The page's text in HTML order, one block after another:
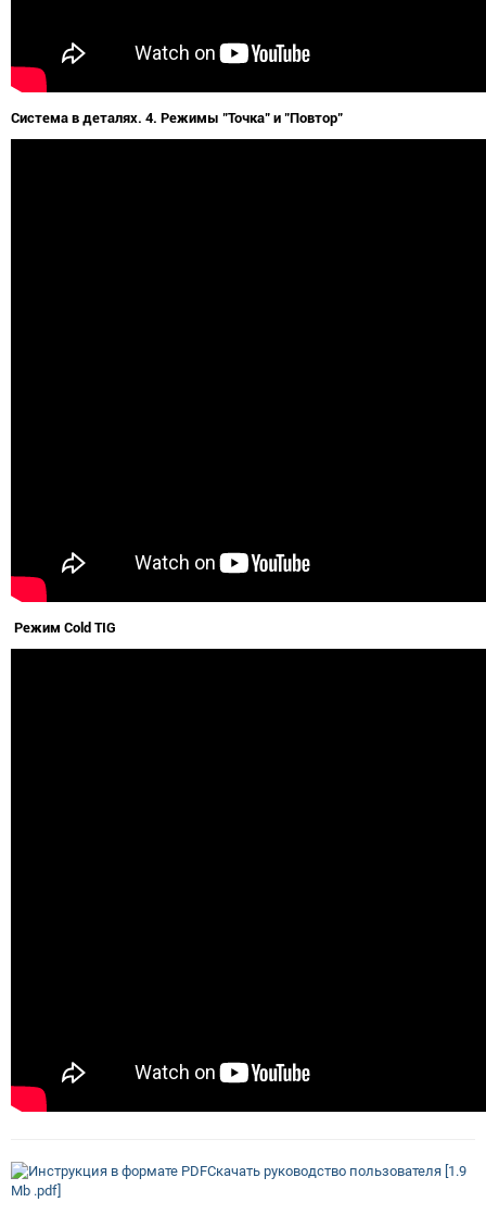
Система в деталях. 4. Режимы "Точка" и "Повтор"
Режим Cold TIG
Скачать руководство пользователя [1.9
Mb .pdf]